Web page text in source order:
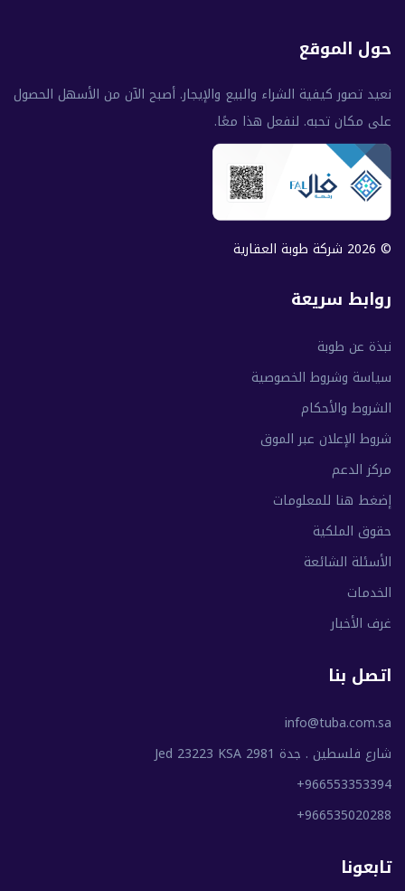
حول الموقع
نعيد تصور كيفية الشراء والبيع والإيجار. أصبح الآن من الأسهل الحصول
على مكان تحبه. لنفعل هذا معًا.
© 2026 شركة طوبة العقارية
روابط سريعة
نبذة عن طوبة
سياسة وشروط الخصوصية
الشروط والأحكام
شروط الإعلان عبر الموق
مركز الدعم
إضغط هنا للمعلومات
حقوق الملكية
الأسئلة الشائعة
الخدمات
غرف الأخبار
اتصل بنا
info@tuba.com.sa
شارع فلسطين . جدة 2981 Jed 23223 KSA
+966553353394
+966535020288
تابعونا